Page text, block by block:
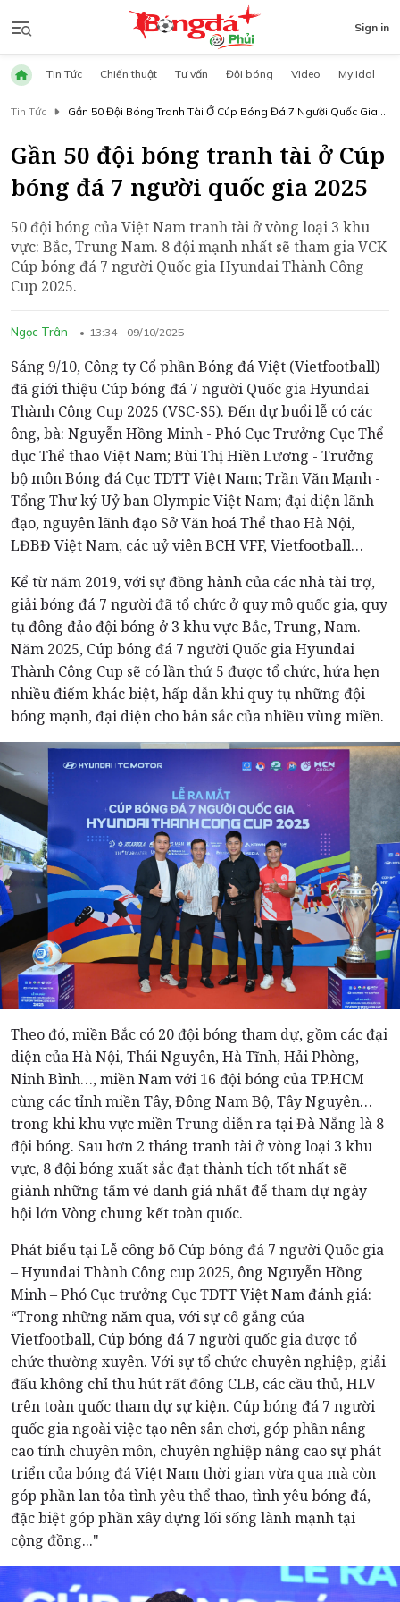
Sign in
Tin Tức Chiến thuật Tư vấn Đội bóng Video My idol
Tin Tức
Gần 50 Đội Bóng Tranh Tài Ở Cúp Bóng Đá 7 Người Quốc Gia
Gần 50 đội bóng tranh tài ở Cúp
bóng đá 7 người quốc gia 2025
50 đội bóng của Việt Nam tranh tài ở vòng loại 3 khu
vực: Bắc, Trung Nam. 8 đội mạnh nhất sẽ tham gia VCK
Cúp bóng đá 7 người Quốc gia Hyundai Thành Công
Cup 2025.
Ngọc Trân 13:34 - 09/10/2025
Sáng 9/10, Công ty Cổ phần Bóng đá Việt (Vietfootball)
đã giới thiệu Cúp bóng đá 7 người Quốc gia Hyundai
Thành Công Cup 2025 (VSC-S5). Đến dự buổi lễ có các
ông, bà: Nguyễn Hồng Minh - Phó Cục Trưởng Cục Thể
dục Thể thao Việt Nam; Bùi Thị Hiền Lương - Trưởng
bộ môn Bóng đá Cục TDTT Việt Nam; Trần Văn Mạnh -
Tổng Thư ký Uỷ ban Olympic Việt Nam; đại diện lãnh
đạo, nguyên lãnh đạo Sở Văn hoá Thể thao Hà Nội,
LĐBĐ Việt Nam, các uỷ viên BCH VFF, Vietfootball…
Kể từ năm 2019, với sự đồng hành của các nhà tài trợ,
giải bóng đá 7 người đã tổ chức ở quy mô quốc gia, quy
tụ đông đảo đội bóng ở 3 khu vực Bắc, Trung, Nam.
Năm 2025, Cúp bóng đá 7 người Quốc gia Hyundai
Thành Công Cup sẽ có lần thứ 5 được tổ chức, hứa hẹn
nhiều điểm khác biệt, hấp dẫn khi quy tụ những đội
bóng mạnh, đại diện cho bản sắc của nhiều vùng miền.
Theo đó, miền Bắc có 20 đội bóng tham dự, gồm các đại
diện của Hà Nội, Thái Nguyên, Hà Tĩnh, Hải Phòng,
Ninh Bình…, miền Nam với 16 đội bóng của TP.HCM
cùng các tỉnh miền Tây, Đông Nam Bộ, Tây Nguyên…
trong khi khu vực miền Trung diễn ra tại Đà Nẵng là 8
đội bóng. Sau hơn 2 tháng tranh tài ở vòng loại 3 khu
vực, 8 đội bóng xuất sắc đạt thành tích tốt nhất sẽ
giành những tấm vé danh giá nhất để tham dự ngày
hội lớn Vòng chung kết toàn quốc.
Phát biểu tại Lễ công bố Cúp bóng đá 7 người Quốc gia
– Hyundai Thành Công cup 2025, ông Nguyễn Hồng
Minh – Phó Cục trưởng Cục TDTT Việt Nam đánh giá:
“Trong những năm qua, với sự cố gắng của
Vietfootball, Cúp bóng đá 7 người quốc gia được tổ
chức thường xuyên. Với sự tổ chức chuyên nghiệp, giải
đấu không chỉ thu hút rất đông CLB, các cầu thủ, HLV
trên toàn quốc tham dự sự kiện. Cúp bóng đá 7 người
quốc gia ngoài việc tạo nên sân chơi, góp phần nâng
cao tính chuyên môn, chuyên nghiệp nâng cao sự phát
triển của bóng đá Việt Nam thời gian vừa qua mà còn
góp phần lan tỏa tình yêu thể thao, tình yêu bóng đá,
đặc biệt góp phần xây dựng lối sống lành mạnh tại
cộng đồng..."